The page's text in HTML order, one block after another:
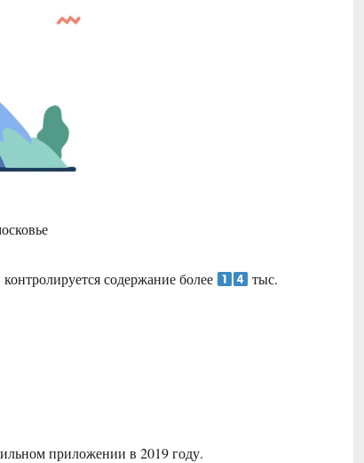
содержание более
тыс.
приложении в 2019 году.